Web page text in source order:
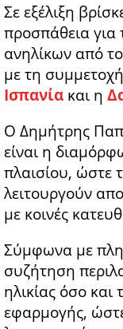
Σε εξέλιξη
προσπάθεια
ανηλίκων από
με τη
Ισπανία και η
Ο Δημήτρης
είναι η
πλαισίου, ώστε
λειτουργούν
με κοινές
Σύμφωνα με
συζήτηση
ηλικίας όσο και
εφαρμογής,